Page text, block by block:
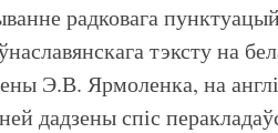
радковага
тэксту на
Э.В. Ярмоленка, на
дадзены спіс